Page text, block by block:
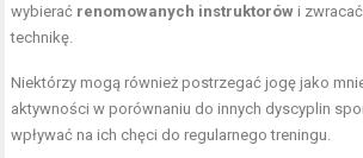
wybierać renomowanych instruktorów i
technikę.
Niektórzy mogą również postrzegać jogę jako
aktywności w porównaniu do innych dyscyplin
wpływać na ich chęci do regularnego treningu.